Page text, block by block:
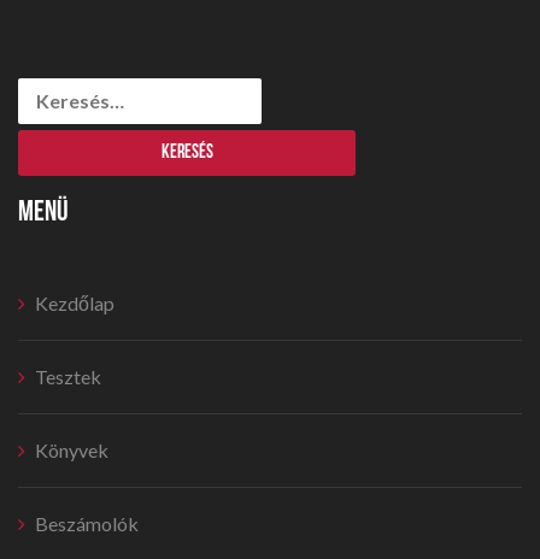
Keresés:
MENÜ
Kezdőlap
Tesztek
Könyvek
Beszámolók